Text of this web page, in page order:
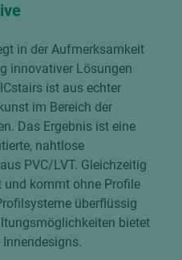
in der Aufmerksamkeit
innovativer Lösungen
ist aus echter
im Bereich der
Das Ergebnis ist eine
nahtlose
PVC/LVT. Gleichzeitig
kommt ohne Profile
überflüssig
bietet